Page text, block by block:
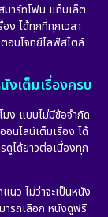
าร์ทโฟน แท็บเล็ต
ง ได้ทุกที่ทุกเวลา
อบโจทย์ไลฟ์สไตล์
เต็มเรื่องครบ
ง แบบไม่มีข้อจำกัด
นไลน์เต็มเรื่อง ได้
ดูได้ยาวต่อเนื่องทุก
ว ไม่ว่าจะเป็นหนัง
ารถเลือก หนังดูฟรี